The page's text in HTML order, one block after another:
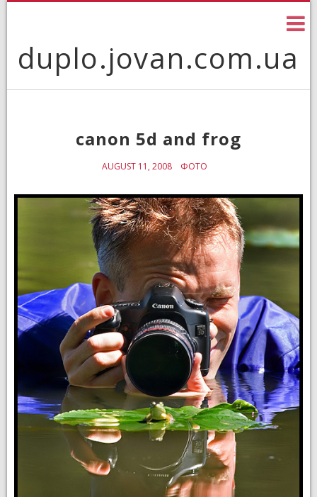
duplo.jovan.com.ua
canon 5d and frog
AUGUST 11, 2008 ФОТО